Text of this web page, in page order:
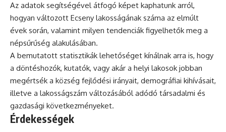
Az adatok segítségével átfogó képet kaphatunk arról,
hogyan változott Ecseny lakosságának száma az elmúlt
évek során, valamint milyen tendenciák figyelhetők meg a
népsűrűség alakulásában.
A bemutatott statisztikák lehetőséget kínálnak arra is, hogy
a döntéshozók, kutatók, vagy akár a helyi lakosok jobban
megértsék a község fejlődési irányait, demográfiai kihívásait,
illetve a lakosságszám változásából adódó társadalmi és
gazdasági következményeket.
Érdekességek